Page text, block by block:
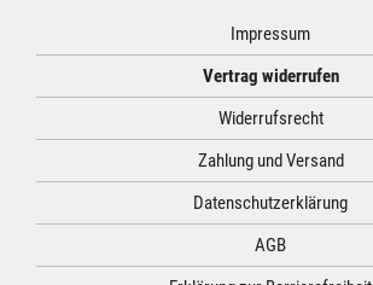
Impressum
Vertrag widerrufen
Widerrufsrecht
Zahlung und Versand
Datenschutzerklärung
AGB